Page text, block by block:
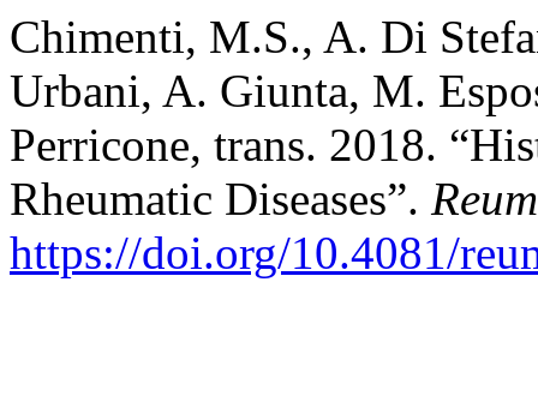
Chimenti, M.S., A. Di
Urbani, A. Giunta, M.
Perricone, trans. 2018.
Rheumatic Diseases”.
https://doi.org/10.4081/